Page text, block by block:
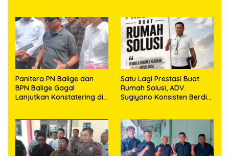
023/KS dan HUT Ke-81
Kemerdekaan RI
Panitera PN Balige dan
BPN Balige Gagal
Lanjutkan Konstatering di
Satu Lagi Prestasi Buat
Rumah Solusi, ADV.
Sugiyono Konsisten Berdiri